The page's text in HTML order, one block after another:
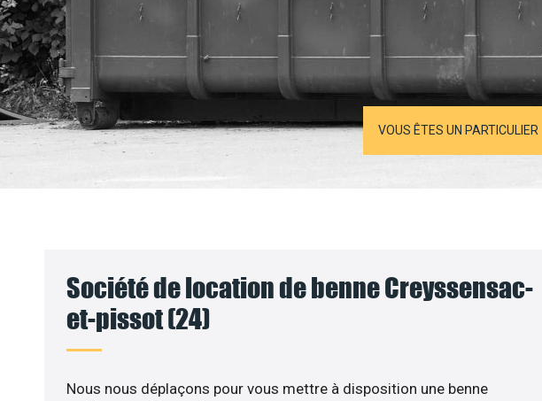
VOUS ÊTES UN PARTICULIER
Société de location de benne Creyssensac-
et-pissot (24)
Nous nous déplaçons pour vous mettre à disposition une benne